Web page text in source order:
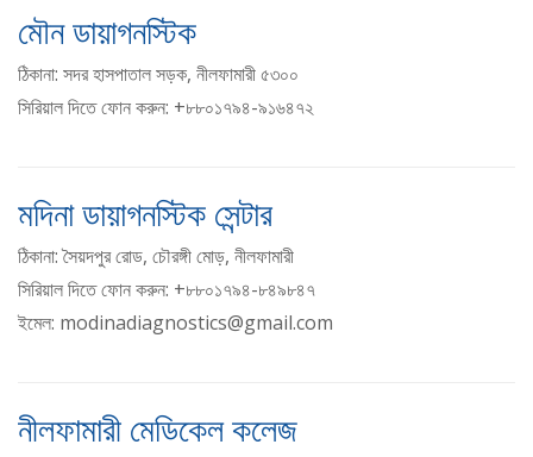
মৌন ডায়াগনস্টিক
ঠিকানা: সদর হাসপাতাল সড়ক, নীলফামারী ৫৩০০
সিরিয়াল দিতে ফোন করুন: +৮৮০১৭৯৪-৯১৬৪৭২
মদিনা ডায়াগনস্টিক সেন্টার
ঠিকানা: সৈয়দপুর রোড, চৌরঙ্গী মোড়, নীলফামারী
সিরিয়াল দিতে ফোন করুন: +৮৮০১৭৯৪-৮৪৯৮৪৭
ইমেল: modinadiagnostics@gmail.com
নীলফামারী মেডিকেল কলেজ